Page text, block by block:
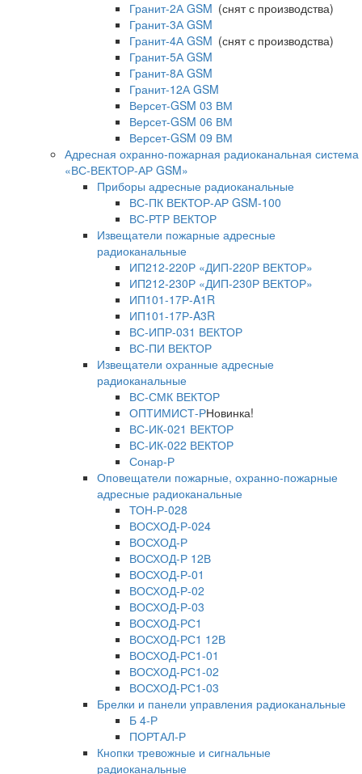
Гранит-2А GSM (снят с производства)
Гранит-3А GSM
Гранит-4А GSM (снят с производства)
Гранит-5А GSM
Гранит-8А GSM
Гранит-12А GSM
Версет-GSM 03 ВМ
Версет-GSM 06 ВМ
Версет-GSM 09 ВМ
Адресная охранно-пожарная радиоканальная система
«ВС-ВЕКТОР-АР GSM»
Приборы адресные радиоканальные
ВС-ПК ВЕКТОР-АР GSM-100
ВС-РТР ВЕКТОР
Извещатели пожарные адресные
радиоканальные
ИП212-220Р «ДИП-220Р ВЕКТОР»
ИП212-230Р «ДИП-230Р ВЕКТОР»
ИП101-17Р-A1R
ИП101-17Р-A3R
ВС-ИПР-031 ВЕКТОР
ВС-ПИ ВЕКТОР
Извещатели охранные адресные
радиоканальные
ВС-СМК ВЕКТОР
ОПТИМИСТ-РНовинка!
ВС-ИК-021 ВЕКТОР
ВС-ИК-022 ВЕКТОР
Сонар-Р
Оповещатели пожарные, охранно-пожарные
адресные радиоканальные
ТОН-Р-028
ВОСХОД-Р-024
ВОСХОД-Р
ВОСХОД-Р 12В
ВОСХОД-Р-01
ВОСХОД-Р-02
ВОСХОД-Р-03
ВОСХОД-РС1
ВОСХОД-РС1 12В
ВОСХОД-РС1-01
ВОСХОД-РС1-02
ВОСХОД-РС1-03
Брелки и панели управления радиоканальные
Б 4-Р
ПОРТАЛ-Р
Кнопки тревожные и сигнальные
радиоканальные